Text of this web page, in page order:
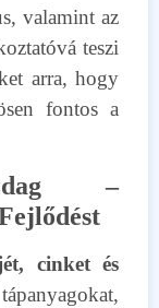
valamint az
teszi
arra, hogy
fontos a
–
cinket és